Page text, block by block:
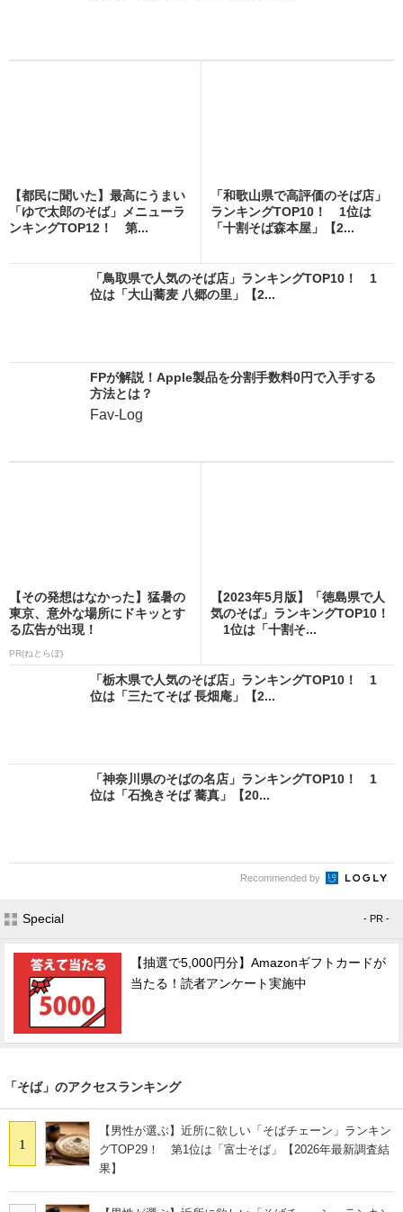
【都民に聞いた】最高にうまい
「ゆで太郎のそば」メニューラ
ンキングTOP12！ 第...
「和歌山県で高評価のそば店」
ランキングTOP10！ 1位は
「十割そば森本屋」【2...
「鳥取県で人気のそば店」ランキングTOP10！ 1
位は「大山蕎麦 八郷の里」【2...
FPが解説！Apple製品を分割手数料0円で入手する
方法とは？
Fav-Log
【その発想はなかった】猛暑の
東京、意外な場所にドキッとす
る広告が出現！
PR(ねとらぼ)
【2023年5月版】「徳島県で人
気のそば」ランキングTOP10！
1位は「十割そ...
「栃木県で人気のそば店」ランキングTOP10！ 1
位は「三たてそば 長畑庵」【2...
「神奈川県のそばの名店」ランキングTOP10！ 1
位は「石挽きそば 蕎真」【20...
Recommended by
Special - PR -
【抽選で5,000円分】Amazonギフトカードが
当たる！読者アンケート実施中
「そば」のアクセスランキング
1
【男性が選ぶ】近所に欲しい「そばチェーン」ランキン
グTOP29！ 第1位は「富士そば」【2026年最新調査結
果】